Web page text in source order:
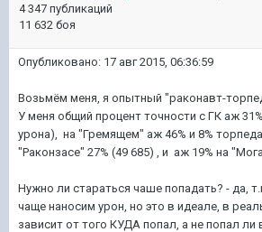
4 347 публикаций
11 632 боя
Опубликовано: 17 авг 2015, 06:36:59
Возьмём меня, я опытный "раконавт-
У меня общий процент точности с ГК аж
урона), на "Гремящем" аж 46% и 8%
"Раконзасе" 27% (49 685) , и аж 19% на
Нужно ли стараться чаше попадать? - да,
чаще наносим урон, но это в идеале, в
зависит от того КУДА попал, а не попал ли